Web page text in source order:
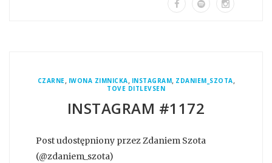
CZARNE, IWONA ZIMNICKA, INSTAGRAM, ZDANIEM_SZOTA,
TOVE DITLEVSEN
INSTAGRAM #1172
Post udostępniony przez Zdaniem Szota
(@zdaniem_szota)